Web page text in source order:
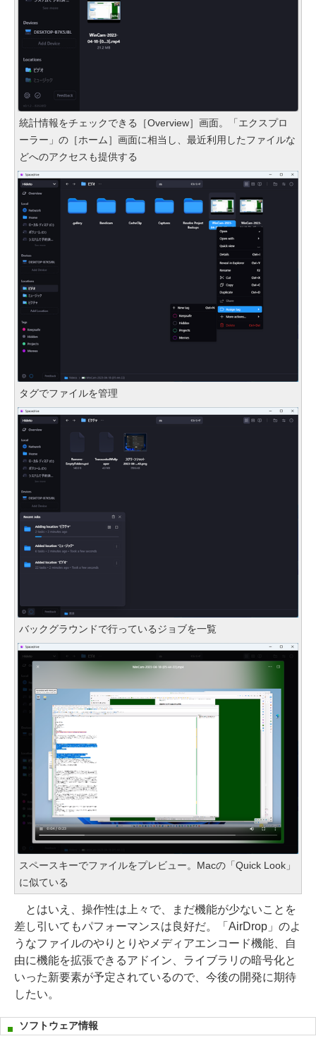
統計情報をチェックできる［Overview］画面。「エクスプロ
ーラー」の［ホーム］画面に相当し、最近利用したファイルな
どへのアクセスも提供する
タグでファイルを管理
バックグラウンドで行っているジョブを一覧
スペースキーでファイルをプレビュー。Macの「Quick Look」
に似ている
とはいえ、操作性は上々で、まだ機能が少ないことを
差し引いてもパフォーマンスは良好だ。「AirDrop」のよ
うなファイルのやりとりやメディアエンコード機能、自
由に機能を拡張できるアドイン、ライブラリの暗号化と
いった新要素が予定されているので、今後の開発に期待
したい。
ソフトウェア情報